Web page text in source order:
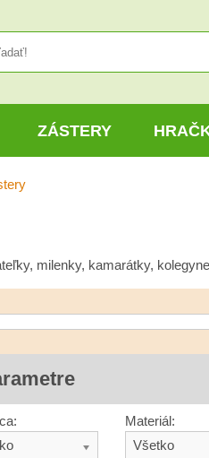
ZÁSTERY
milenky, kamarátky,
Materiál:
Všetko